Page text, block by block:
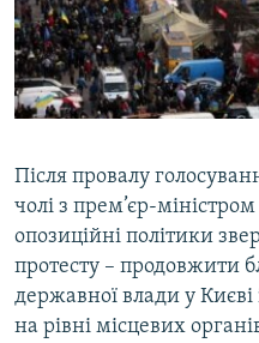
ВІДЕОУРОКИ «ELIFBE»
СВІДЧЕННЯ ОКУПАЦІЇ
УКРАЇНСЬКА ПРОБЛЕМА КРИМУ
Русский
Qırımtatar
Усі сайти RFE/RL
Після провалу
чолі з прем’єр-
опозиційні політики
протесту – продовжити
державної влади у Києві
на рівні місцевих